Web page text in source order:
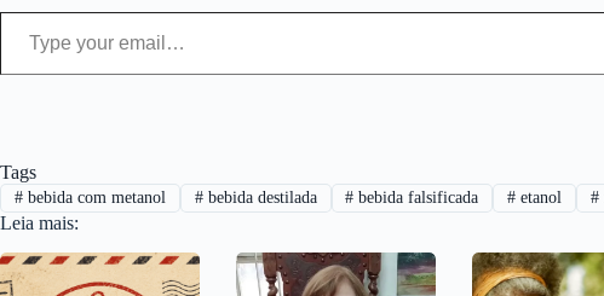
Type your email…
Tags
#bebida com metanol #bebida destilada # bebida falsificada # etanol #
Leia mais: